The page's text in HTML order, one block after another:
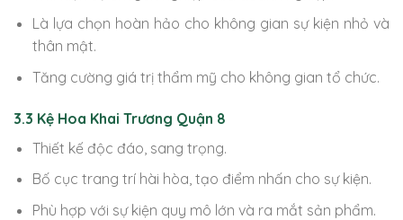
Là lựa chọn hoàn hảo cho không gian sự kiện nhỏ và
thân mật.
Tăng cường giá trị thẩm mỹ cho không gian tổ chức.
3.3 Kệ Hoa Khai Trương Quận 8
Thiết kế độc đáo, sang trọng.
Bố cục trang trí hài hòa, tạo điểm nhấn cho sự kiện.
Phù hợp với sự kiện quy mô lớn và ra mắt sản phẩm.